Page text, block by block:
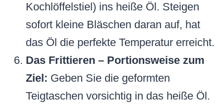
Kochlöffelstiel) ins heiße Öl. Steigen
sofort kleine Bläschen daran auf, hat
das Öl die perfekte Temperatur erreicht.
Das Frittieren – Portionsweise zum
Ziel: Geben Sie die geformten
Teigtaschen vorsichtig in das heiße Öl.